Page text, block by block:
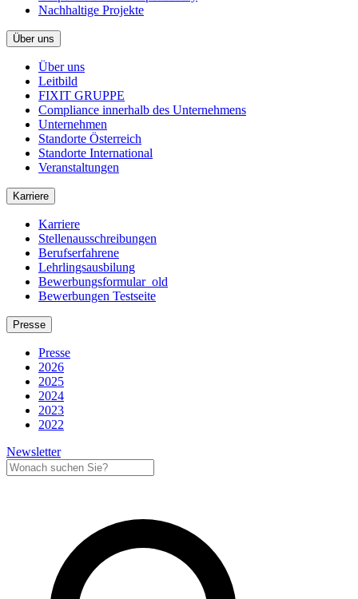
Nachhaltige Projekte
Über uns
Über uns
Leitbild
FIXIT GRUPPE
Compliance innerhalb des Unternehmens
Unternehmen
Standorte Österreich
Standorte International
Veranstaltungen
Karriere
Karriere
Stellenausschreibungen
Berufserfahrene
Lehrlingsausbilung
Bewerbungsformular_old
Bewerbungen Testseite
Presse
Presse
2026
2025
2024
2023
2022
Newsletter